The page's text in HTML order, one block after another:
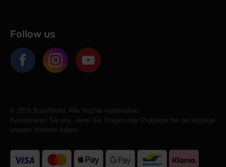
Follow us
© 2026 BodyWorld. Alle Rechte vorbehalten.
Kontaktieren Sie uns, wenn Sie Fragen oder Probleme bei der Anzeige
unserer Website haben